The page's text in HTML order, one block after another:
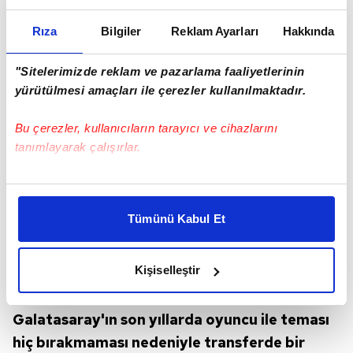
Rıza Bilgiler Reklam Ayarları Hakkında
"Sitelerimizde reklam ve pazarlama faaliyetlerinin
yürütülmesi amaçları ile çerezler kullanılmaktadır.
Bu çerezler, kullanıcıların tarayıcı ve cihazlarını
tanımlayarak çalışırlar.
Bu çerezlere izin vermeniz halinde sizlere özel
daha iyi reklam deneyimi yaşatabiliriz. Bunu yaparken
amacımızın size daha iyi bir reklam deneyimi sunmak
elimizden gelen çabayı gösterdiğimizi ve bu noktada,
kalemimiz olduğunu sizlere hatırlatmak isteriz.
Tümünü Kabul Et
Kişiselleştir
Ancak hem Şampiyonlar Ligi kozu hem de
Galatasaray'ın son yıllarda oyuncu ile teması
hiç bırakmaması nedeniyle transferde bir